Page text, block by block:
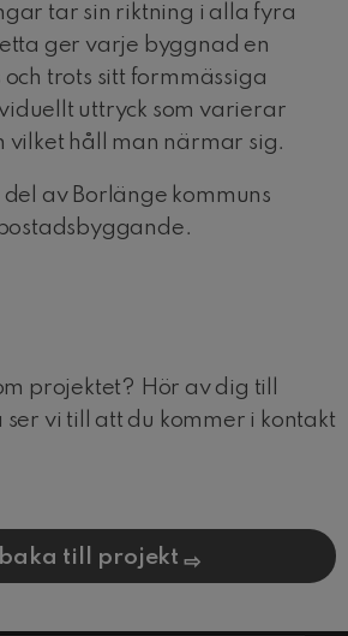
tar sin riktning i alla fyra
ger varje byggnad en
trots sitt formmässiga
uttryck som varierar
vilket håll man närmar sig.
del av Borlänge kommuns
projektet? Hör av dig till
ser vi till att du kommer i kontakt
till projekt